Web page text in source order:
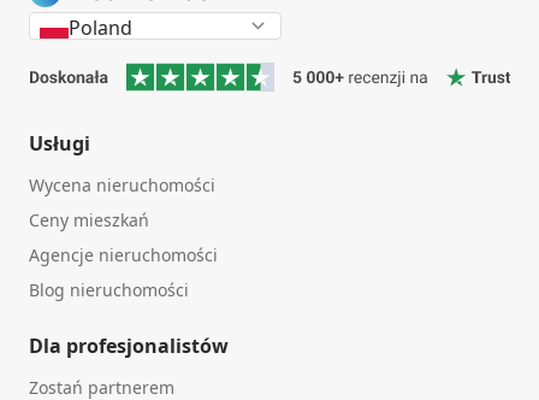
Poland
Usługi
Wycena nieruchomości
Ceny mieszkań
Agencje nieruchomości
Blog nieruchomości
Dla profesjonalistów
Zostań partnerem